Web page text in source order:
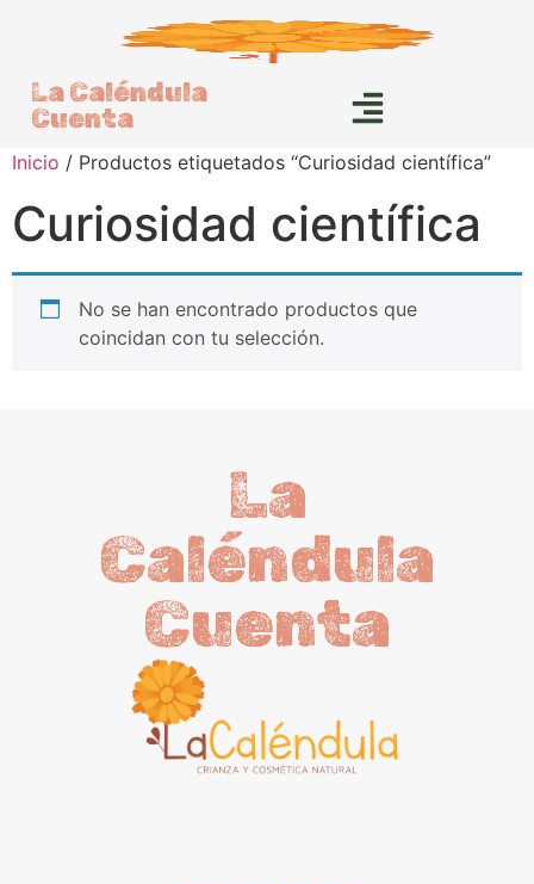
La Caléndula
Cuenta
Inicio / Productos etiquetados “Curiosidad científica”
Curiosidad científica
No se han encontrado productos que
coincidan con tu selección.
La
Caléndula
Cuenta